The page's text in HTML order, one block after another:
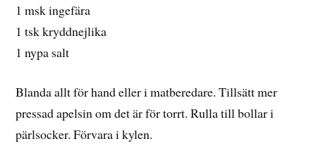
1 msk ingefära
1 tsk kryddnejlika
1 nypa salt
Blanda allt för hand eller i matberedare. Tillsätt mer
pressad apelsin om det är för torrt. Rulla till bollar i
pärlsocker. Förvara i kylen.